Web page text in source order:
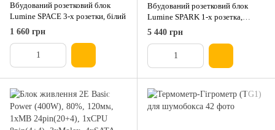
Вбудований розетковий блок
Lumine SPACE 3-x розетки, білий
1 660 грн
Вбудований розетковий блок
Lumine SPARK 1-x розетка,
1*HDMI, 1xCAT6, 2xUSB A+C
(20W), білий
5 440 грн